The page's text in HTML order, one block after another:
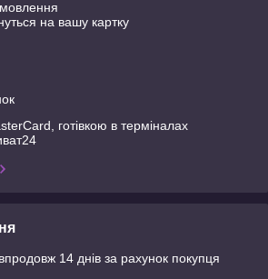
на вашу картку
готівкою в терміналах
14 днів за рахунок покупця